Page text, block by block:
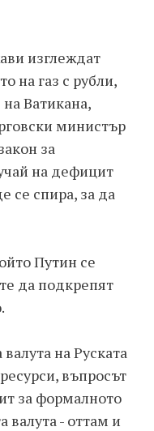
изглеждат
на газ с рубли,
Ватикана,
министър
за
на дефицит
се спира, за да
Путин се
да подкрепят
на Руската
въпросът
за формалното
валута - оттам и